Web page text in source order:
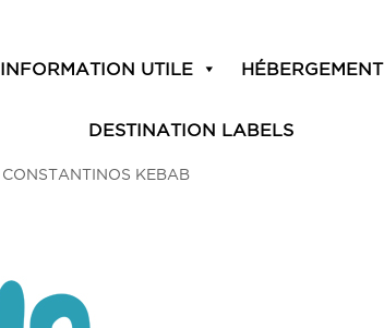
INFORMATION UTILE HÉBERGEMENT
DESTINATION LABELS
CONSTANTINOS KEBAB